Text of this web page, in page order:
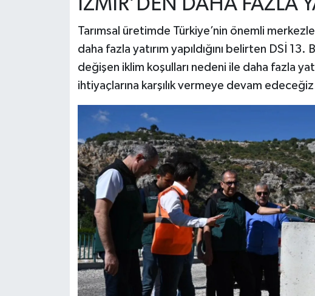
İZMİR’DEN DAHA FAZLA
Tarımsal üretimde Türkiye’nin önemli
daha fazla yatırım yapıldığını belirten DSİ
değişen iklim koşulları nedeni ile daha fazla
ihtiyaçlarına karşılık vermeye devam